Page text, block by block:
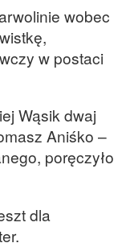
wobec
w postaci
Wąsik dwaj
Aniśko –
poręczyło
dla